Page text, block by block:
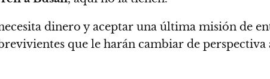
dinero y aceptar una última misión de
que le harán cambiar de perspectiva